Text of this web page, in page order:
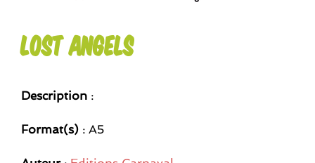
Lost Angels
Description :
Format(s) : A5